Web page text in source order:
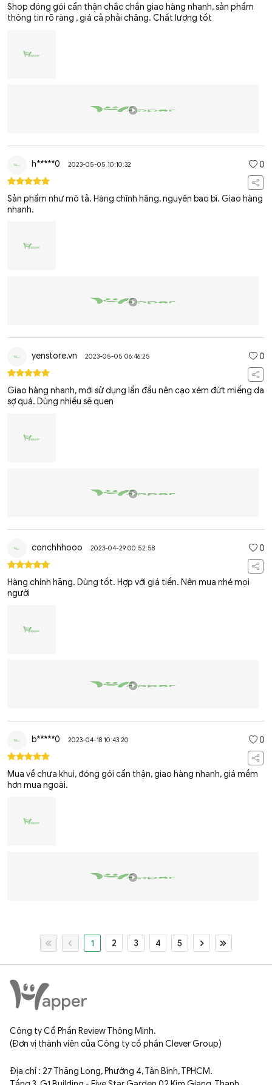
Shop đóng gói cẩn thận chắc chắn giao hàng nhanh, sản phẩm
thông tin rõ ràng , giá cả phải chăng. Chất lượng tốt
h*****0 2023-05-05 10:10:32 0
Sản phẩm như mô tả. Hàng chĩnh hãng, nguyên bao bì. Giao hàng
nhanh.
yenstore.vn 2023-05-05 06:46:25 0
Giao hàng nhanh, mới sử dụng lần đầu nên cạo xém đứt miếng da
sợ quá. Dùng nhiều sẽ quen
conchhhooo 2023-04-29 00:52:58 0
Hàng chính hãng. Dùng tốt. Hợp với giá tiền. Nên mua nhé mọi
người
b*****0 2023-04-18 10:43:20 0
Mua về chưa khui, đóng gói cẩn thận, giao hàng nhanh, giá mềm
hơn mua ngoài.
1 2 3 4 5
Công ty Cổ Phần Review Thông Minh.
(Đơn vị thành viên của Công ty cổ phần Clever Group)
Địa chỉ : 27 Thăng Long, Phường 4, Tân Bình, TPHCM.